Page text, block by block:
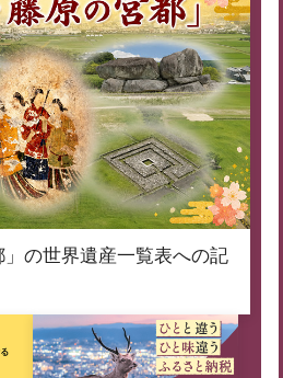
」の世界遺産一覧表への記